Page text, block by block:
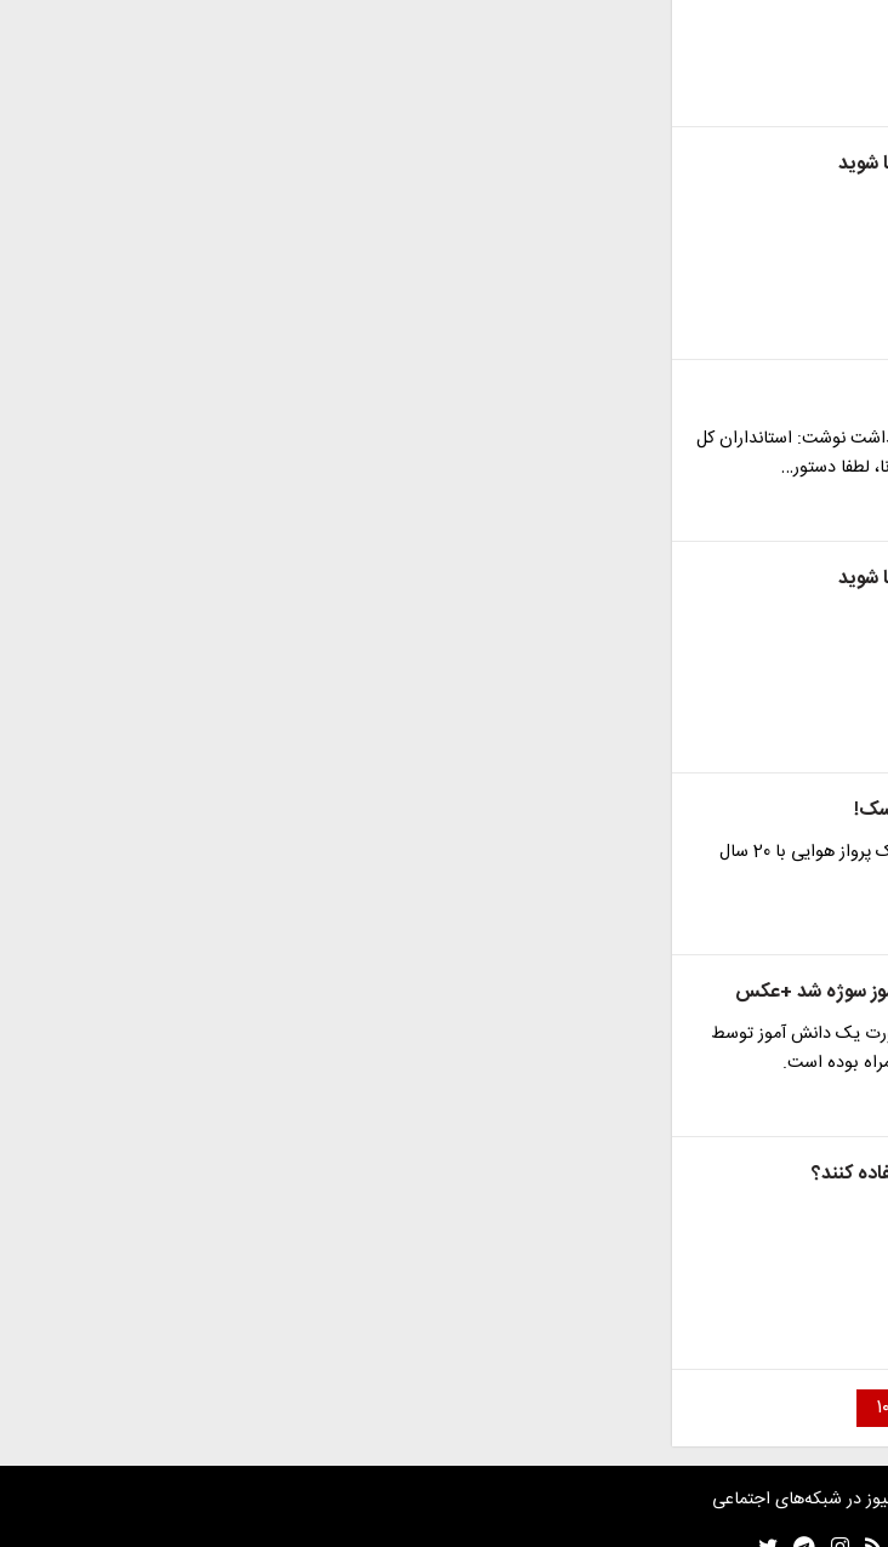
شوید
نوشت: استانداران کل
لطفا دستور…
شوید
یک جوان ایرلندی به جرم نزدنِ ماسک در یک پرواز هوایی با 20 سال
سوژه شد +عکس
یک دانش آموز توسط
بوده است.
کنند؟
۱۰
در شبکه‌های اجتماعی